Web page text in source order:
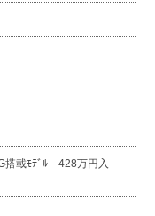
搭載ﾓﾃﾞﾙ 428万円入